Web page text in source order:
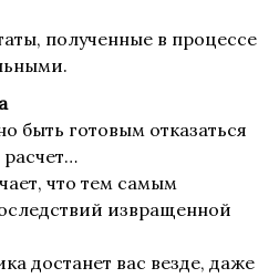
полученные в процессе
быть готовым отказаться
что тем самым
извращенной
достанет вас везде, даже